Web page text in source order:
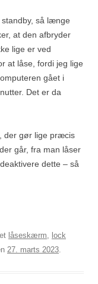
så længe
at den afbryder
lige er ved
at låse, fordi jeg lige
gået i
Det er da
der gør lige præcis
går, fra man låser
dette – så
låseskærm
lock
27. marts 2023